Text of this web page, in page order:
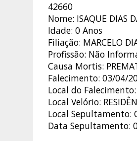
42660
Nome: ISAQUE DIAS
Idade: 0 Anos
Filiação: MARCELO
Profissão: Não
Causa Mortis:
Falecimento: 03/04/
Local do Falecimento:
Local Velório:
Local Sepultamento:
Data Sepultamento: